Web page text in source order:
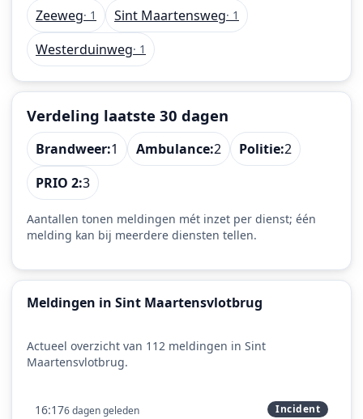
Zeeweg· 1 Sint Maartensweg· 1
Westerduinweg· 1
Verdeling laatste 30 dagen
Brandweer:1 Ambulance:2 Politie:2
PRIO 2:3
Aantallen tonen meldingen mét inzet per dienst; één
melding kan bij meerdere diensten tellen.
Meldingen in Sint Maartensvlotbrug
Actueel overzicht van 112 meldingen in Sint
Maartensvlotbrug.
16:176 dagen geleden Incident